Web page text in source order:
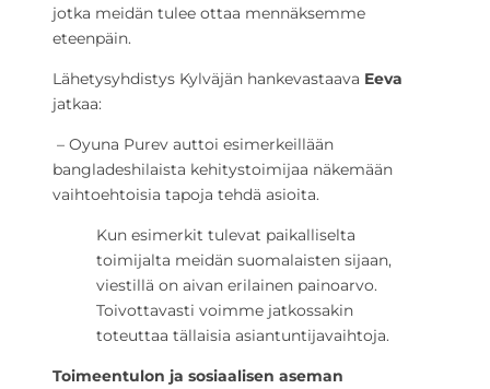
jotka meidän tulee ottaa mennäksemme
eteenpäin.
Lähetysyhdistys Kylväjän hankevastaava Eeva
jatkaa:
– Oyuna Purev auttoi esimerkeillään
bangladeshilaista kehitystoimijaa näkemään
vaihtoehtoisia tapoja tehdä asioita.
Kun esimerkit tulevat paikalliselta
toimijalta meidän suomalaisten sijaan,
viestillä on aivan erilainen painoarvo.
Toivottavasti voimme jatkossakin
toteuttaa tällaisia asiantuntijavaihtoja.
Toimeentulon ja sosiaalisen aseman